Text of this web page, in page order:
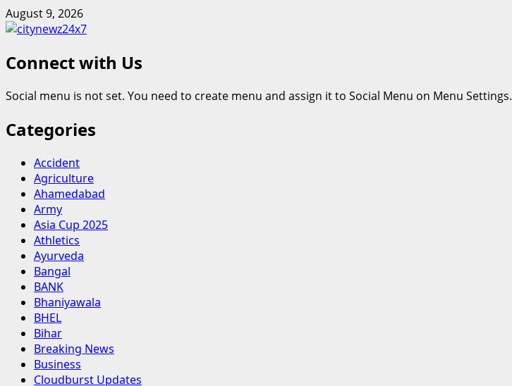
Skip
to
August 9, 2026
Connect with Us
Social menu is not set. You need to create menu and assign it to Social Menu on Menu Settings.
Categories
Accident
Agriculture
Ahamedabad
Army
Asia Cup 2025
Athletics
Ayurveda
Bangal
BANK
Bhaniyawala
BHEL
Bihar
Breaking News
Business
Cloudburst Updates